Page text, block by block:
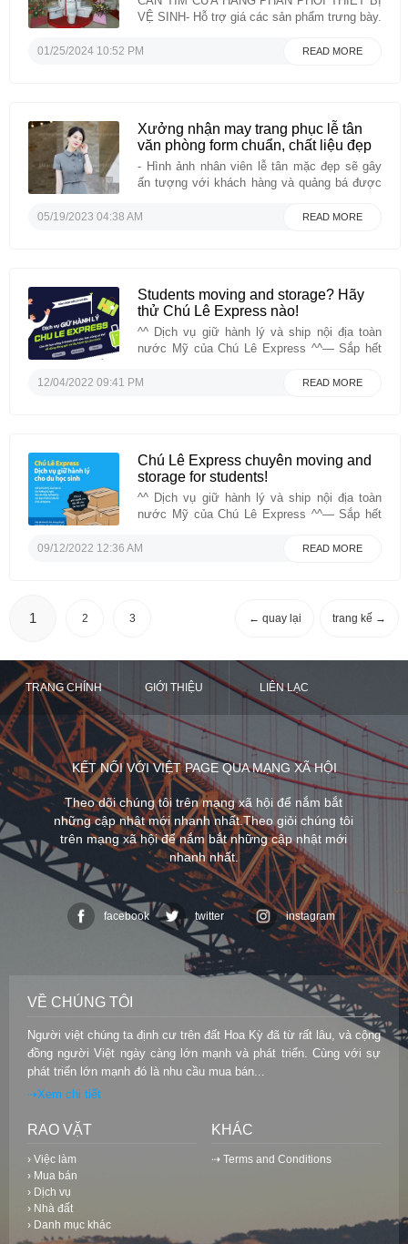
VỆ SINH- Hỗ trợ giá các sản phẩm trưng bày.
thành phố HCM và các tỉnh lân cận.- Miễn phí
01/25/2024 10:52 PM READ MORE
Xưởng nhận may trang phục lễ tân
văn phòng form chuẩn, chất liệu đẹp
- Hình ảnh nhân viên lễ tân mặc đẹp sẽ gây
ấn tượng với khách hàng và quảng bá được
sạn. Vì vậy, đồng phục sẽ là trang phục phù
05/19/2023 04:38 AM READ MORE
Students moving and storage? Hãy
thử Chú Lê Express nào!
^^ Dịch vụ giữ hành lý và ship nội địa toàn
nước Mỹ của Chú Lê Express ^^— Sắp hết
túc xá, nhưng không biết phải cất giữ ở đâu
12/04/2022 09:41 PM READ MORE
Chú Lê Express chuyên moving and
storage for students!
^^ Dịch vụ giữ hành lý và ship nội địa toàn
nước Mỹ của Chú Lê Express ^^— Sắp hết
túc xá, nhưng không biết phải cất giữ ở đâu
09/12/2022 12:36 AM READ MORE
1 2 3 ← quay lại trang kế →
TRANG CHÍNH GIỚI THIỆU LIÊN LẠC
KẾT NỐI VỚI VIỆT PAGE QUA MẠNG XÃ HỘI
Theo dõi chúng tôi trên mạng xã hội để nắm bắt
những cập nhật mới nhanh nhất.Theo giỏi chúng tôi
trên mạng xã hội để nắm bắt những cập nhật mới
nhanh nhất.
facebook twitter instagram
VỀ CHÚNG TÔI
Người việt chúng ta định cư trên đất Hoa Kỳ đã từ rất lâu, và cộng
đồng người Việt ngày càng lớn mạnh và phát triển. Cùng với sự
phát triển lớn mạnh đó là nhu cầu mua bán...
⇢Xem chi tiết
RAO VẶT
› Việc làm
› Mua bán
› Dịch vụ
› Nhà đất
› Danh mục khác
KHÁC
⇢ Terms and Conditions